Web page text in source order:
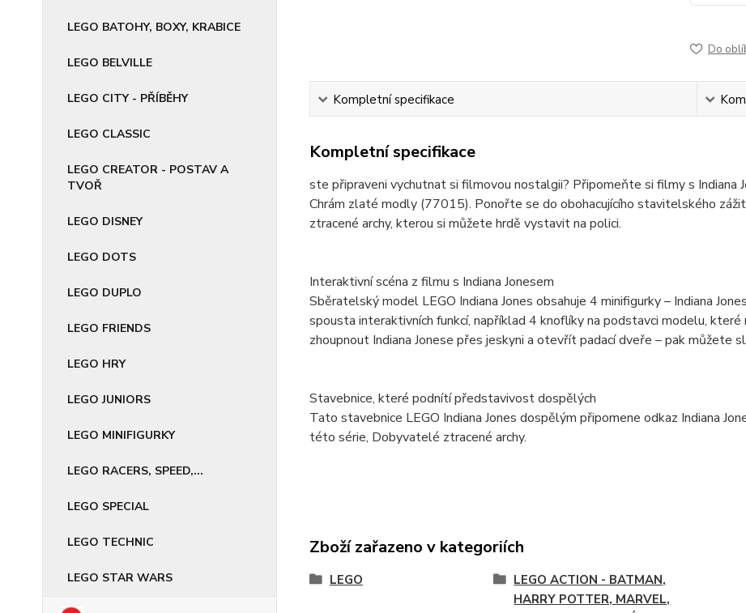
LEGO BATOHY, BOXY, KRABICE
LEGO BELVILLE
LEGO CITY - PŘÍBĚHY
LEGO CLASSIC
LEGO CREATOR - POSTAV A
TVOŘ
LEGO DISNEY
LEGO DOTS
LEGO DUPLO
LEGO FRIENDS
LEGO HRY
LEGO JUNIORS
LEGO MINIFIGURKY
LEGO RACERS, SPEED,...
LEGO SPECIAL
LEGO TECHNIC
LEGO STAR WARS
Do
Kompletní specifikace
Kompletní specifikace
ste připraveni vychutnat si filmovou nostalgii? Připomeňte si filmy s
Chrám zlaté modly (77015). Ponořte se do obohacujícího stavitelského
ztracené archy, kterou si můžete hrdě vystavit na polici.
Interaktivní scéna z filmu s Indiana Jonesem
Sběratelský model LEGO Indiana Jones obsahuje 4 minifigurky – Indiana
spousta interaktivních funkcí, například 4 knoflíky na podstavci modelu,
zhoupnout Indiana Jonese přes jeskyni a otevřít padací dveře – pak můžete
Stavebnice, které podnítí představivost dospělých
Tato stavebnice LEGO Indiana Jones dospělým připomene odkaz Indiana
této série, Dobyvatelé ztracené archy.
Zboží zařazeno v kategoriích
LEGO
LEGO ACTION - BATMAN,
HARRY POTTER, MARVEL,